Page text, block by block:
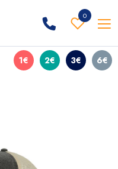
0
1€ 2€ 3€ 6€